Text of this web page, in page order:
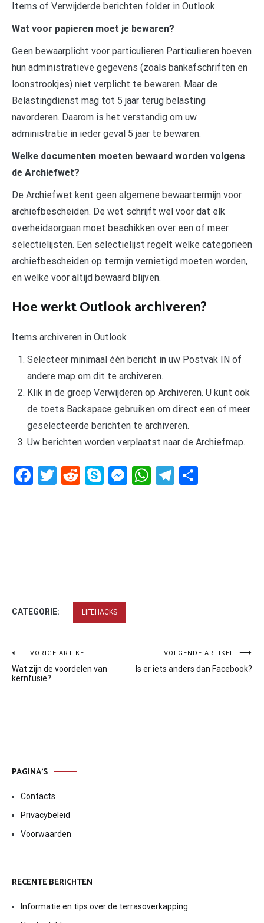
Items of Verwijderde berichten folder in Outlook.
Wat voor papieren moet je bewaren?
Geen bewaarplicht voor particulieren Particulieren hoeven
hun administratieve gegevens (zoals bankafschriften en
loonstrookjes) niet verplicht te bewaren. Maar de
Belastingdienst mag tot 5 jaar terug belasting
navorderen. Daarom is het verstandig om uw
administratie in ieder geval 5 jaar te bewaren.
Welke documenten moeten bewaard worden volgens
de Archiefwet?
De Archiefwet kent geen algemene bewaartermijn voor
archiefbescheiden. De wet schrijft wel voor dat elk
overheidsorgaan moet beschikken over een of meer
selectielijsten. Een selectielijst regelt welke categorieën
archiefbescheiden op termijn vernietigd moeten worden,
en welke voor altijd bewaard blijven.
Hoe werkt Outlook archiveren?
Items archiveren in Outlook
Selecteer minimaal één bericht in uw Postvak IN of
andere map om dit te archiveren.
Klik in de groep Verwijderen op Archiveren. U kunt ook
de toets Backspace gebruiken om direct een of meer
geselecteerde berichten te archiveren.
Uw berichten worden verplaatst naar de Archiefmap.
Facebook
Twitter
RedditSkypeMessenger
WhatsApp
Telegram
CATEGORIE: LIFEHACKS
Bericht
navigatie
VORIGE ARTIKEL
Wat zijn de voordelen van
kernfusie?
VOLGENDE ARTIKEL
Is er iets anders dan Facebook?
PAGINA’S
Contacts
Privacybeleid
Voorwaarden
RECENTE BERICHTEN
Informatie en tips over de terrasoverkapping